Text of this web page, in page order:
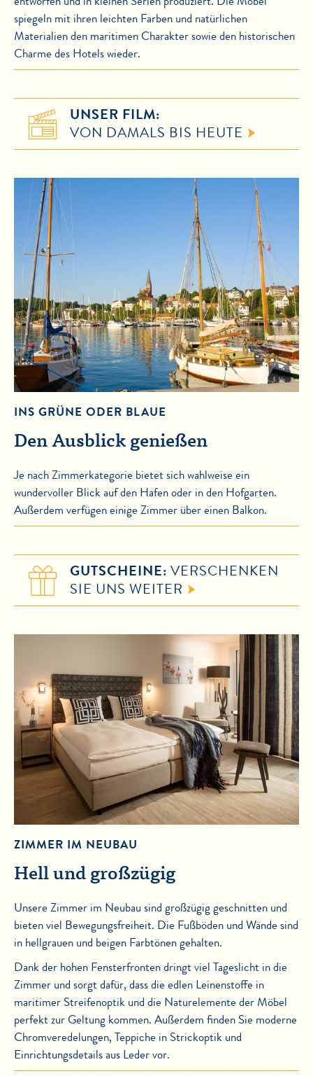
spiegeln mit ihren leichten Farben und natürlichen
Materialien den maritimen Charakter sowie den historischen
Charme des Hotels wieder.
UNSER FILM:
VON DAMALS BIS HEUTE
INS GRÜNE ODER BLAUE
Den Ausblick genießen
Je nach Zimmerkategorie bietet sich wahlweise ein
wundervoller Blick auf den Hafen oder in den Hofgarten.
Außerdem verfügen einige Zimmer über einen Balkon.
GUTSCHEINE: VERSCHENKEN
SIE UNS WEITER
ZIMMER IM NEUBAU
Hell und großzügig
Unsere Zimmer im Neubau sind großzügig geschnitten und
bieten viel Bewegungsfreiheit. Die Fußböden und Wände sind
in hellgrauen und beigen Farbtönen gehalten.
Dank der hohen Fensterfronten dringt viel Tageslicht in die
Zimmer und sorgt dafür, dass die edlen Leinenstoffe in
maritimer Streifenoptik und die Naturelemente der Möbel
perfekt zur Geltung kommen. Außerdem finden Sie moderne
Chromveredelungen, Teppiche in Strickoptik und
Einrichtungsdetails aus Leder vor.